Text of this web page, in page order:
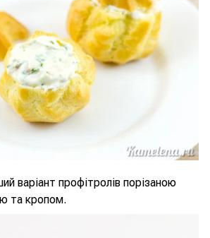
варіант профітролів порізаною
та кропом.